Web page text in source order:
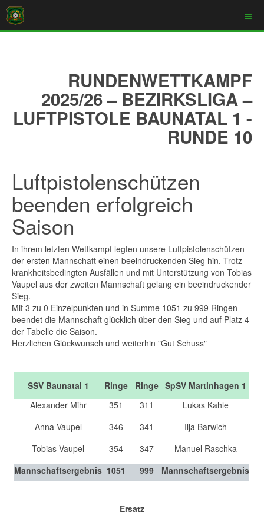
RUNDENWETTKAMPF
2025/26 – BEZIRKSLIGA –
LUFTPISTOLE BAUNATAL 1 -
RUNDE 10
Luftpistolenschützen
beenden erfolgreich
Saison
In ihrem letzten Wettkampf legten unsere Luftpistolenschützen
der ersten Mannschaft einen beeindruckenden Sieg hin. Trotz
krankheitsbedingten Ausfällen und mit Unterstützung von Tobias
Vaupel aus der zweiten Mannschaft gelang ein beeindruckender
Sieg.
Mit 3 zu 0 Einzelpunkten und in Summe 1051 zu 999 Ringen
beendet die Mannschaft glücklich über den Sieg und auf Platz 4
der Tabelle die Saison.
Herzlichen Glückwunsch und weiterhin "Gut Schuss"
SSV Baunatal 1 Ringe Ringe SpSV Martinhagen 1
Alexander Mihr
351 311
Lukas Kahle
Anna Vaupel
346 341
Ilja Barwich
Tobias Vaupel
354 347
Manuel Raschka
Mannschaftsergebnis 1051 999 Mannschaftsergebnis
Ersatz